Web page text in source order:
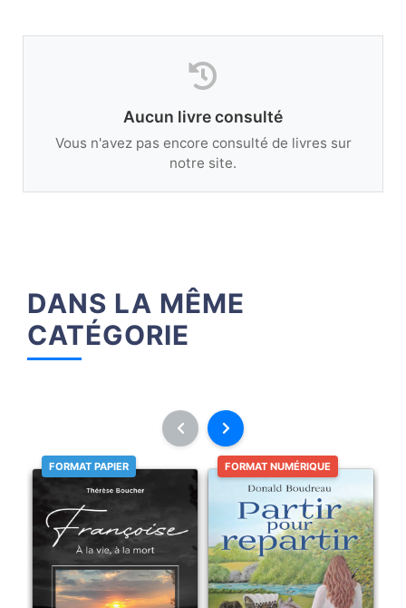
Aucun livre consulté
Vous n'avez pas encore consulté de livres sur
notre site.
DANS LA MÊME
CATÉGORIE
FORMAT PAPIER FORMAT NUMÉRIQUE